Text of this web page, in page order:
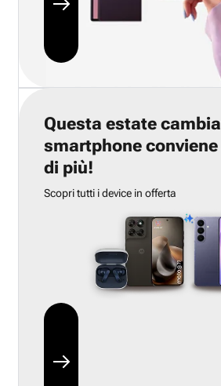
Questa estate
smartphone
di più!
Scopri tutti i device in offerta